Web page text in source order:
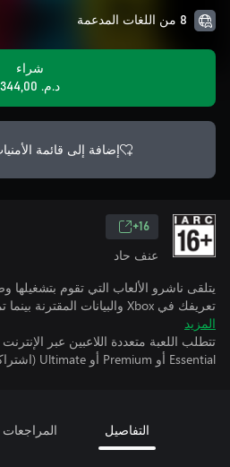
8 من اللغات المدعمة
شراء
د.م.‏ 344,00
إضافة إلى قائمة
16+
عنف حاد
يتلقى ناشرو الألعاب التي تقوم
تعريفك في Xbox والبيانات المقترنة بينما تمارس الألعاب.
المزيد
Essential أو Premium أو Ultimate (اشتراكات تُباع بشكل منفصل).
التفاصيل المراجعات